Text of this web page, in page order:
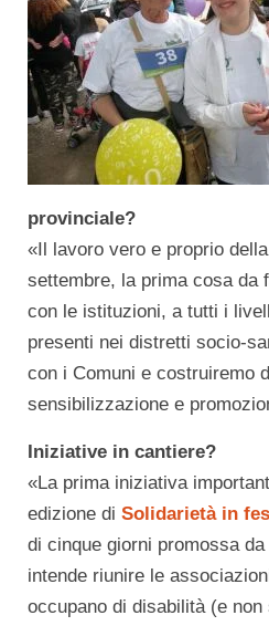
provinciale?
«Il lavoro vero e proprio
settembre, la prima cosa da
con le istituzioni, a tutti i
presenti nei distretti socio-
con i Comuni e costruiremo
sensibilizzazione e
Iniziative in cantiere?
«La prima iniziativa
edizione di Solidarietà in
di cinque giorni promossa da
intende riunire le
occupano di disabilità (e